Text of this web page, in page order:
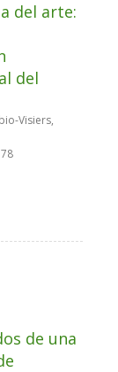
del arte:
del
Visiers,
78
de una